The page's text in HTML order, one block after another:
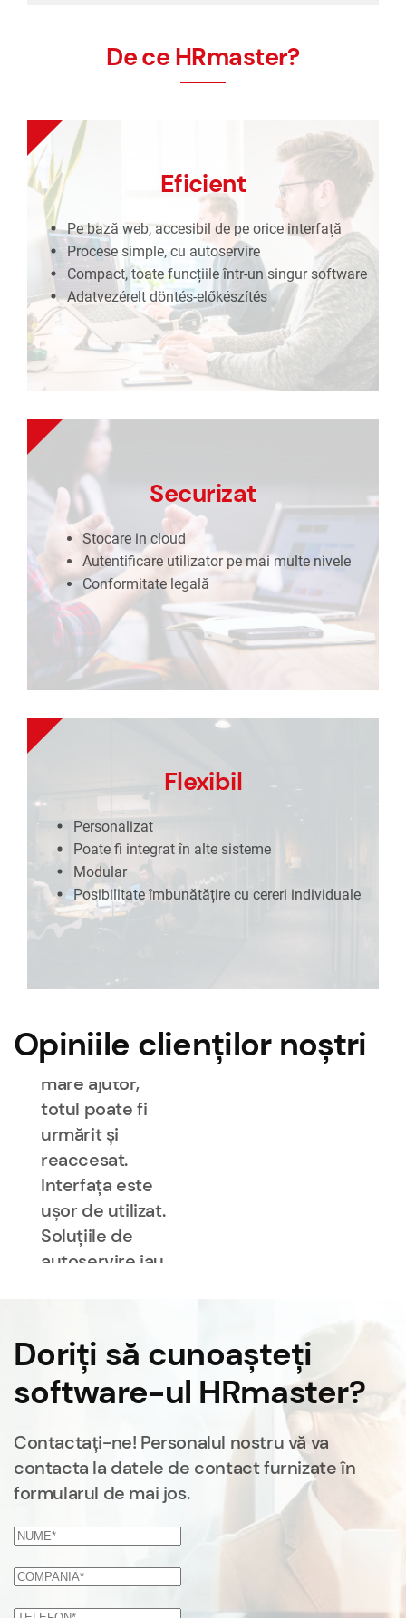
De ce HRmaster?
Eficient
Pe bază web, accesibil de pe orice interfață
Procese simple, cu autoservire
Compact, toate funcțiile într-un singur software
Adatvezérelt döntés-előkészítés
Eficient
Pe bază web, accesibil de pe orice interfață
Procese simple, cu autoservire
Compact, toate funcțiile într-un singur
software
Pregătirea deciziilor în baza datelor
Securizat
Stocare in cloud
Autentificare utilizator pe mai multe nivele
Conformitate legală
Stocare in cloud
Autentificare utilizator pe mai multe nivele
Conformitate legală
Flexibil
Personalizat
Poate fi integrat în alte sisteme
Modular
Posibilitate îmbunătățire cu cereri individuale
Poate fi integrat în alte sisteme
Posibilitate îmbunătățire cu cereri
individuale
Opiniile clienților noștri
„HRmaster
inovator, care
răspunde
propriilor
noastre nevoi
și așteptări, un
sistem care
dezvoltat într-
adevărat
flexibil. Este de
mare ajutor,
totul poate fi
urmărit și
reaccesat.
Interfața este
ușor de utilizat.
Soluțiile de
autoservire iau
personalului
HR, oferindu-le
mai mult timp
sarcini
strategice. Nu
pot decât să-l
|Companie
energetică
Doriți să cunoașteți
software-ul HRmaster?
Contactați-ne! Personalul nostru vă va
contacta la datele de contact furnizate în
formularul de mai jos.